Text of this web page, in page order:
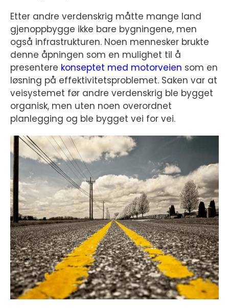
Etter andre verdenskrig måtte mange land
gjenoppbygge ikke bare bygningene, men
også infrastrukturen. Noen mennesker brukte
denne åpningen som en mulighet til å
presentere konseptet med motorveien som en
løsning på effektivitetsproblemet. Saken var at
veisystemet før andre verdenskrig ble bygget
organisk, men uten noen overordnet
planlegging og ble bygget vei for vei.